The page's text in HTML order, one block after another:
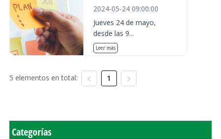
2024-05-24 09:00:00
Jueves 24 de mayo,
desde las 9...
Leer más
5 elementos en total: 1
Categorías